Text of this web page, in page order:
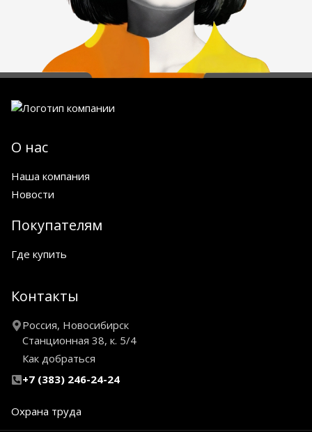
О нас
Наша компания
Новости
Покупателям
Где купить
Контакты
Россия, Новосибирск
Станционная 38, к. 5/4
Как добраться
+7 (383) 246-24-24
Охрана труда